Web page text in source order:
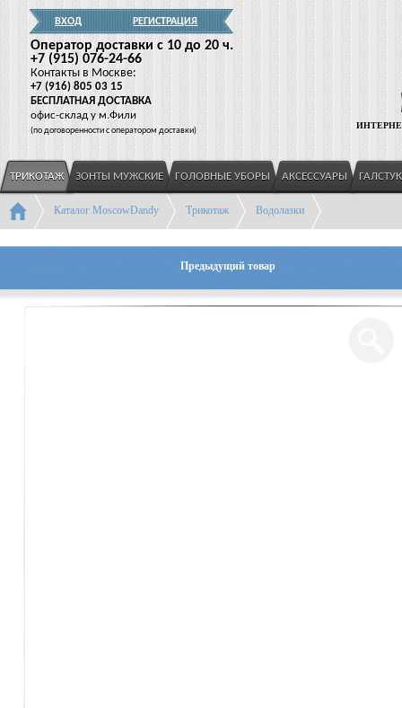
ВХОД РЕГИСТРАЦИЯ
Оператор доставки c 10 до 20 ч.
+7 (915) 076-24-66
Контакты в Москве:
+7 (916) 805 03 15
БЕСПЛАТНАЯ ДОСТАВКА
офис-склад у м.Фили
(по договоренности с оператором доставки)
ТРИКОТАЖ ЗОНТЫ МУЖСКИЕ ГОЛОВНЫЕ УБОРЫ АКСЕССУАРЫ
Каталог MoscowDandy Трикотаж Водолазки
Предыдущий товар